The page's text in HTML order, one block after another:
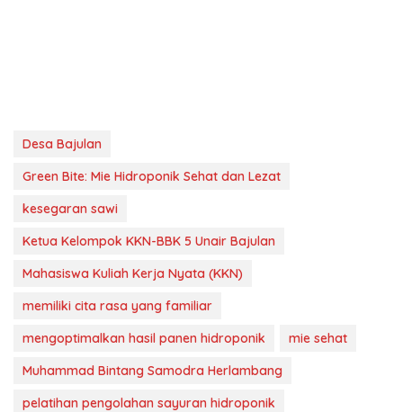
Desa Bajulan
Green Bite: Mie Hidroponik Sehat dan Lezat
kesegaran sawi
Ketua Kelompok KKN-BBK 5 Unair Bajulan
Mahasiswa Kuliah Kerja Nyata (KKN)
memiliki cita rasa yang familiar
mengoptimalkan hasil panen hidroponik
mie sehat
Muhammad Bintang Samodra Herlambang
pelatihan pengolahan sayuran hidroponik